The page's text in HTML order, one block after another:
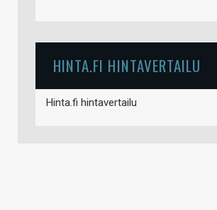
HINTA.FI HINTAVERTAILU
Hinta.fi hintavertailu